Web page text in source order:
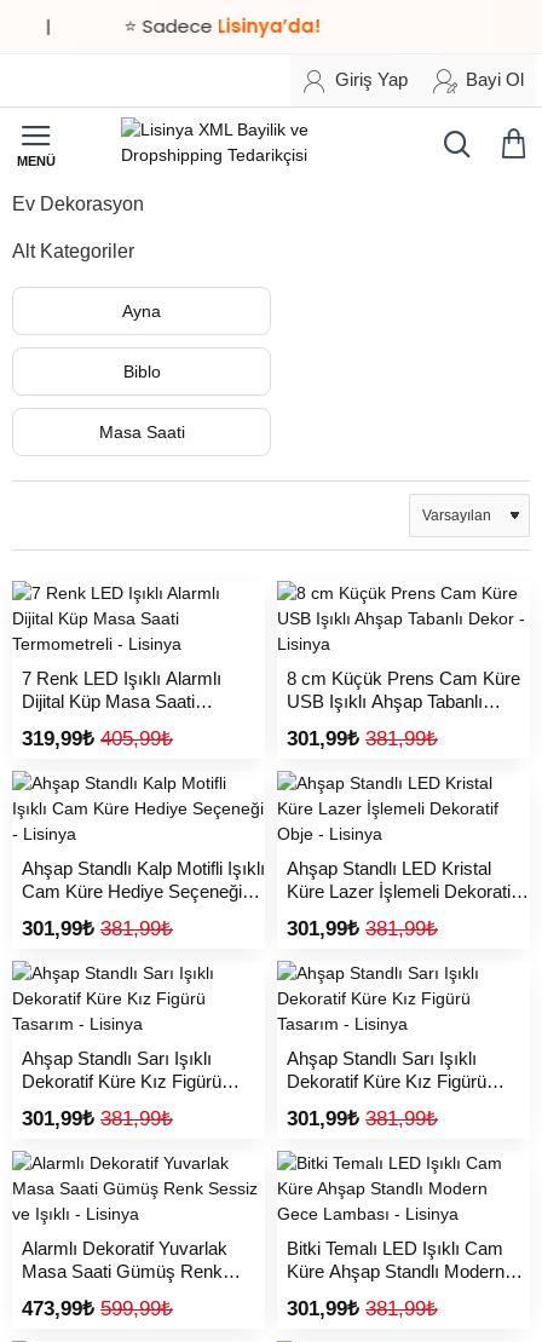
⭐ SadeceLisinya’da!
Giriş Yap Bayi Ol
Ev Dekorasyon
Alt Kategoriler
Ayna
Biblo
Masa Saati
7 Renk LED Işıklı Alarmlı
Dijital Küp Masa Saati
319,99₺ 405,99₺
8 cm Küçük Prens Cam Küre
USB Işıklı Ahşap Tabanlı
301,99₺ 381,99₺
Ahşap Standlı Kalp Motifli Işıklı
Cam Küre Hediye Seçeneği -
301,99₺ 381,99₺
Ahşap Standlı LED Kristal
Küre Lazer İşlemeli Dekoratif
301,99₺ 381,99₺
Ahşap Standlı Sarı Işıklı
Dekoratif Küre Kız Figürü
301,99₺ 381,99₺
Ahşap Standlı Sarı Işıklı
Dekoratif Küre Kız Figürü
301,99₺ 381,99₺
Alarmlı Dekoratif Yuvarlak
Masa Saati Gümüş Renk
473,99₺ 599,99₺
Bitki Temalı LED Işıklı Cam
Küre Ahşap Standlı Modern
301,99₺ 381,99₺